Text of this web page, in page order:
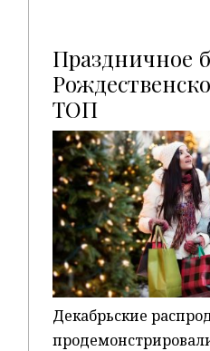
Праздничное
ТОП
Декабрьские